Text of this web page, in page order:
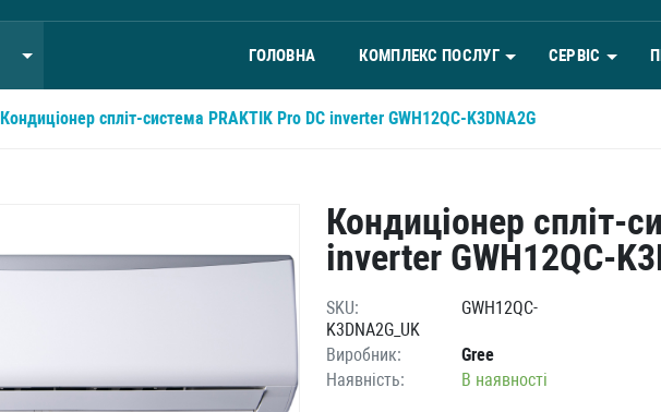
ГОЛОВНА КОМПЛЕКС ПОСЛУГ СЕРВІС
Кондиціонер спліт-система PRAKTIK Pro DC inverter GWH12QC-K3DNA2G
Кондиціонер спліт-
inverter GWH12QC-
SKU:
GWH12QC-
K3DNA2G_UK
Виробник:
Gree
Наявність:
В наявності